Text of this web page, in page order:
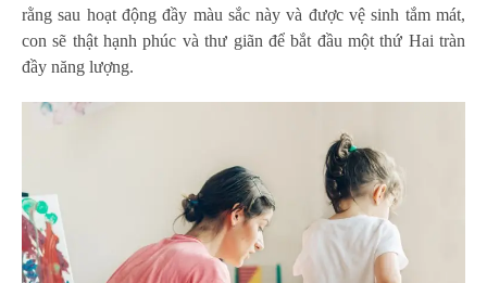
rằng sau hoạt động đầy màu sắc này và được vệ sinh tắm mát,
con sẽ thật hạnh phúc và thư giãn để bắt đầu một thứ Hai tràn
đầy năng lượng.